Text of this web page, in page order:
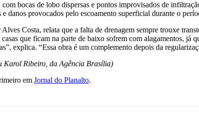
bocas de lobo dispersas e pontos improvisados de
danos provocados pelo escoamento superficial durante o
Costa, relata que a falta de drenagem sempre trouxe
que ficam na parte de baixo sofrem com alagamentos, já
explica. “Essa obra é um complemento depois da
Karol Ribeiro, da Agência Brasília)
em Jornal do Planalto.